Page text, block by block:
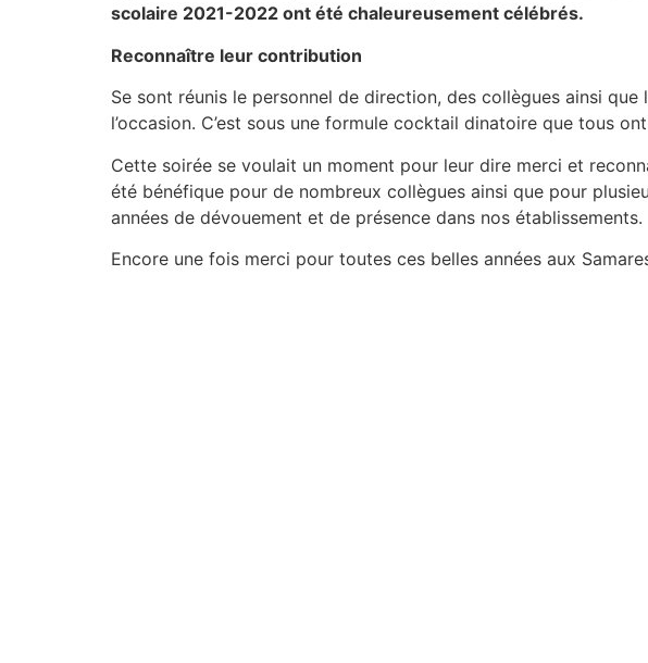
scolaire 2021-2022 ont été chaleureusement célébrés.
Reconnaître leur contribution
Se sont réunis le personnel de direction, des collègues ainsi
l’occasion. C’est sous une formule cocktail dinatoire que tous
Cette soirée se voulait un moment pour leur dire merci et
été bénéfique pour de nombreux collègues ainsi que pour
années de dévouement et de présence dans nos établissements.
Encore une fois merci pour toutes ces belles années aux